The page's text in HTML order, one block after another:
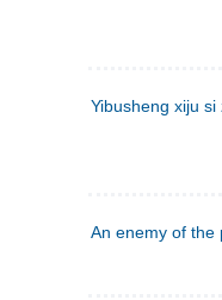
Yibusheng xiju si
An enemy of the